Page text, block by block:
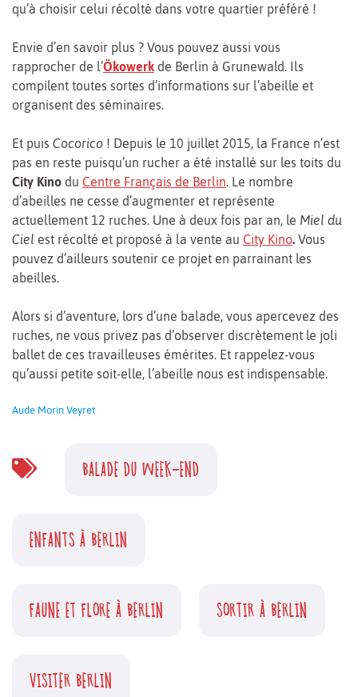
qu’à choisir celui récolté dans votre quartier préféré !
Envie d’en savoir plus ? Vous pouvez aussi vous
rapprocher de l’Ökowerk de Berlin à Grunewald. Ils
compilent toutes sortes d’informations sur l’abeille et
organisent des séminaires.
Et puis Cocorico ! Depuis le 10 juillet 2015, la France n’est
pas en reste puisqu’un rucher a été installé sur les toits du
City Kino du Centre Français de Berlin . Le nombre
d’abeilles ne cesse d’augmenter et représente
actuellement 12 ruches. Une à deux fois par an, le Miel du
Ciel est récolté et proposé à la vente au City Kino. Vous
pouvez d’ailleurs soutenir ce projet en parrainant les
abeilles.
Alors si d’aventure, lors d’une balade, vous apercevez des
ruches, ne vous privez pas d’observer discrètement le joli
ballet de ces travailleuses émérites. Et rappelez-vous
qu’aussi petite soit-elle, l’abeille nous est indispensable.
Aude Morin Veyret
BALADE DU WEEK-END
ENFANTS À BERLIN
FAUNE ET FLORE À BERLIN SORTIR À BERLIN
VISITER BERLIN